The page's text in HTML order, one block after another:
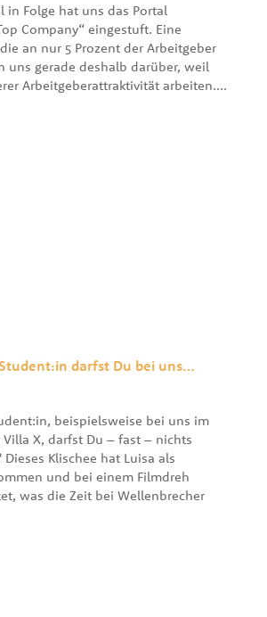
in Folge hat uns das Portal
Company“ eingestuft. Eine
an nur 5 Prozent der Arbeitgeber
uns gerade deshalb darüber, weil
Arbeitgeberattraktivität arbeiten....
darfst Du bei uns…
beispielsweise bei uns im
X, darfst Du – fast – nichts
Dieses Klischee hat Luisa als
und bei einem Filmdreh
was die Zeit bei Wellenbrecher